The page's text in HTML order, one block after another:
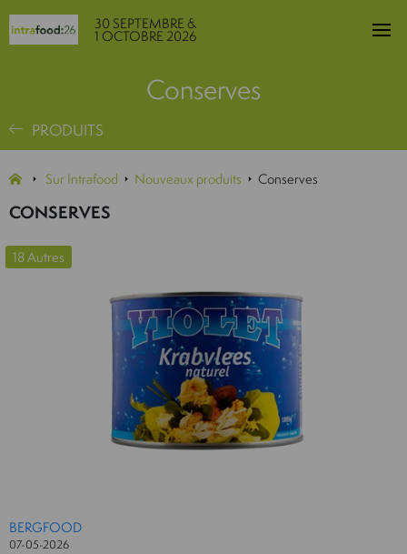
30 SEPTEMBRE &
1 OCTOBRE 2026
Conserves
PRODUITS
Sur Intrafood Nouveaux produits Conserves
CONSERVES
18 Autres
BERGFOOD
07-05-2026